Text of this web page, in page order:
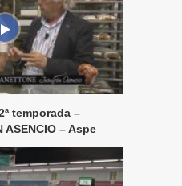
temporada –
ASENCIO – Aspe